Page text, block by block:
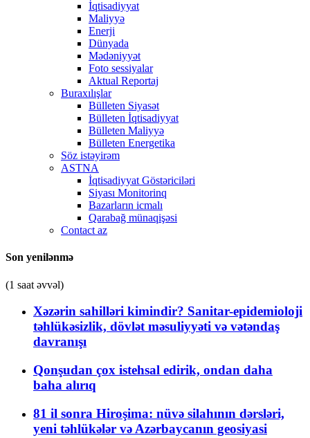
İqtisadiyyat
Maliyyə
Enerji
Dünyada
Mədəniyyət
Foto sessiyalar
Aktual Reportaj
Buraxılışlar
Bülleten Siyasət
Bülleten İqtisadiyyat
Bülleten Maliyyə
Bülleten Energetika
Söz istəyirəm
ASTNA
İqtisadiyyat Göstəriciləri
Siyası Monitorinq
Bazarların icmalı
Qarabağ münaqişəsi
Contact az
Son yenilənmə
(1 saat əvvəl)
Xəzərin sahilləri kimindir? Sanitar-epidemioloji
təhlükəsizlik, dövlət məsuliyyəti və vətəndaş
davranışı
Qonşudan çox istehsal edirik, ondan daha
baha alırıq
81 il sonra Hiroşima: nüvə silahının dərsləri,
yeni təhlükələr və Azərbaycanın geosiyasi